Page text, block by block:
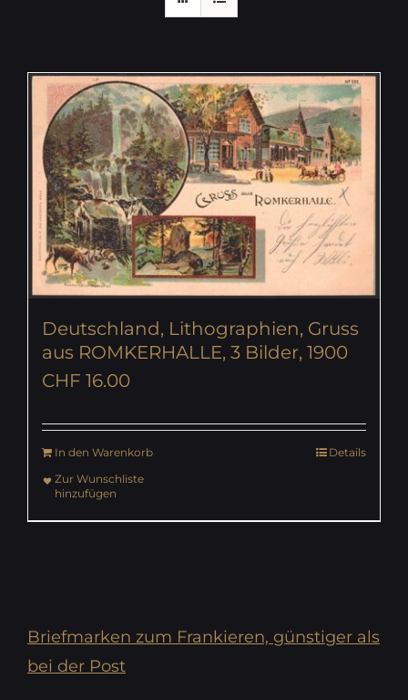
Deutschland, Lithographien, Gruss
aus ROMKERHALLE, 3 Bilder, 1900
CHF 16.00
In den Warenkorb
Details
Zur Wunschliste
hinzufügen
Briefmarken zum Frankieren, günstiger als
bei der Post